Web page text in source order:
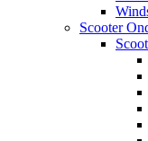
Scooter